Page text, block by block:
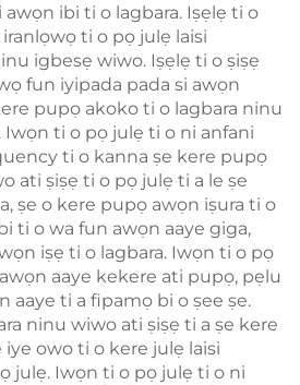
ibi ti o lagbara. Iṣẹlẹ ti o
ti o pọ julẹ laisi
igbesẹ wiwo. Iṣẹlẹ ti o ṣiṣẹ
fun iyipada pada si awọn
pupọ akoko ti o lagbara ninu
ti o pọ julẹ ti o ni anfani
ti o kanna ṣe kere pupọ
ati ṣiṣẹ ti o pọ julẹ ti a le ṣe
ṣe o kere pupọ awọn iṣura ti o
ti o wa fun awọn aaye giga,
iṣẹ ti o lagbara. Iwọn ti o pọ
aaye kekere ati pupọ, pẹlu
aaye ti a fipamọ bi o ṣee ṣe.
ninu wiwo ati ṣiṣẹ ti a ṣe kere
owo ti o kere julẹ laisi
julẹ. Iwọn ti o pọ julẹ ti o ni